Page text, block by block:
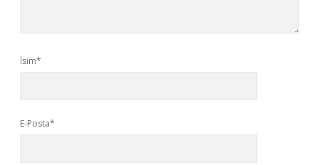
İsim*
E-Posta*